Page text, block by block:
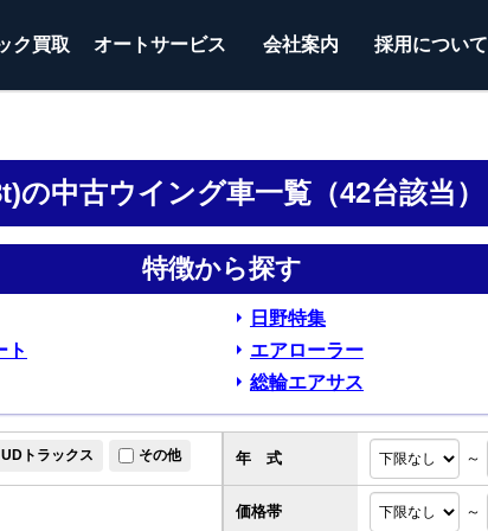
ク買取 オートサービス 会社案内 採用について
中古ウイング車一覧（42台該当）
特徴から探す
ト
日野特集
エアローラー
総輪エアサス
価格帯 ～
UDトラックス その他 年 式 ～